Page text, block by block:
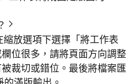
放選項下選擇「將工作表
位很多，請將頁面方向調整
裁切或錯位。最後將檔案匯